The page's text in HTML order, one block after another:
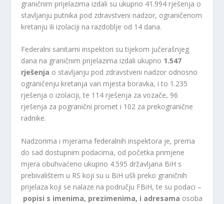
graničnim prijelazima izdali su ukupno 41.994 rješenja o
stavljanju putnika pod zdravstveni nadzor, ograničenom
kretanju ili izolaciji na razdoblje od 14 dana.
Federalni sanitarni inspektori su tijekom jučerašnjeg
dana na graničnim prijelazima izdali ukupno 1.547
rješenja o stavljanju pod zdravstveni nadzor odnosno
ograničenju kretanja van mjesta boravka, i to 1.235
rješenja o izolaciji, te 114 rješenja za vozače, 96
rješenja za pogranični promet i 102 za prekogranične
radnike.
Nadzorima i mjerama federalnih inspektora je, prema
do sad dostupnim podacima, od početka primjene
mjera obuhvaćeno ukupno 4.595 državljana BiH s
prebivalištem u RS koji su u BiH ušli preko graničnih
prijelaza koji se nalaze na području FBiH, te su podaci –
popisi s imenima, prezimenima, i adresama osoba